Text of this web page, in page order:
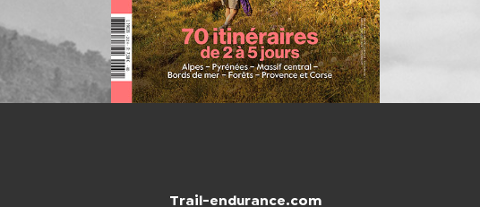
Trail-endurance.com